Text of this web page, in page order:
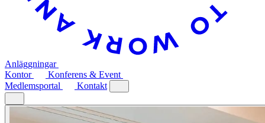
Anläggningar
Kontor
Konferens & Event
Medlemsportal
Kontakt